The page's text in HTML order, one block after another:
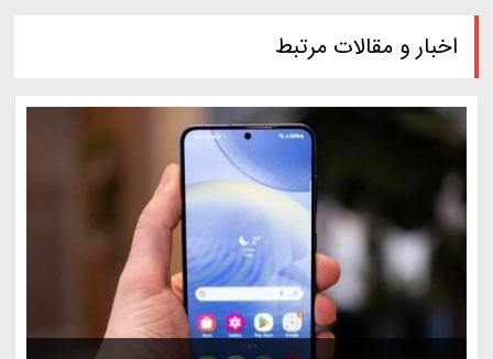
اخبار و مقالات مرتبط